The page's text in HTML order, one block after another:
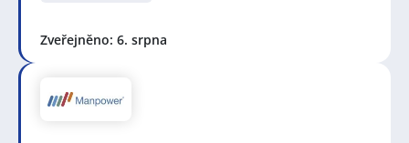
Zveřejněno: 6. srpna